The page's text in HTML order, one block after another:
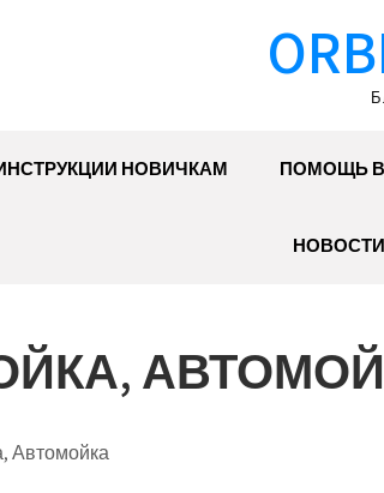
НОВИЧКАМ ПОМОЩЬ В
НОВОСТИ
Автомойка